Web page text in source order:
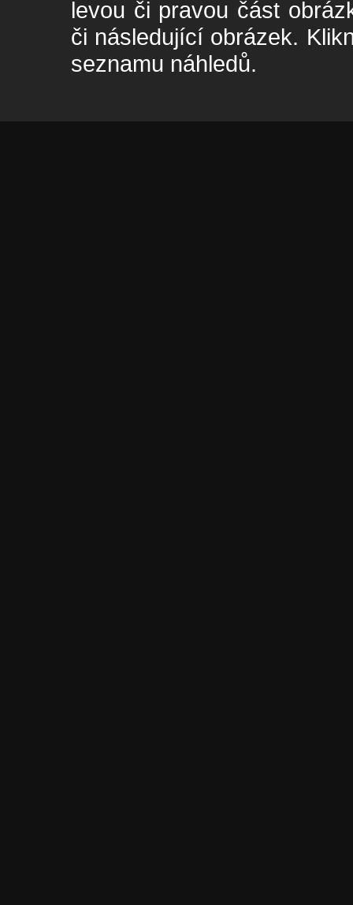
levou či pravou část
či následující obrázek.
seznamu náhledů.